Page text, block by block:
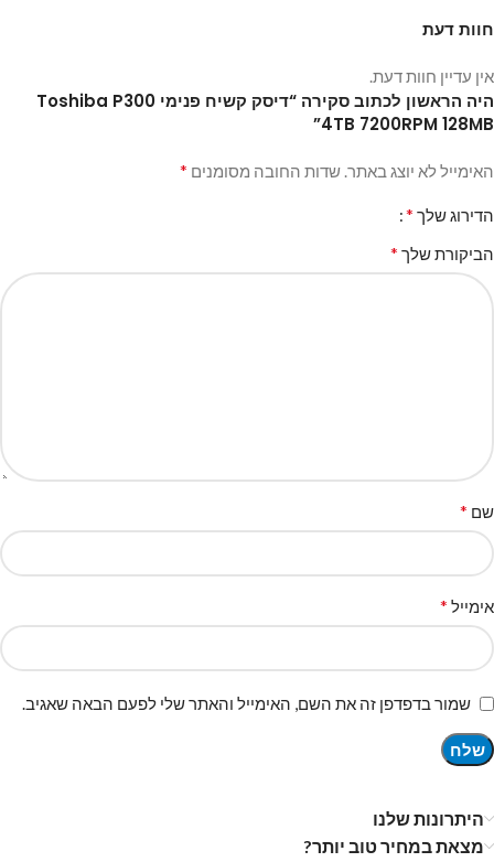
חוות דעת
אין עדיין חוות דעת.
היה הראשון לכתוב סקירה “דיסק קשיח פנימי Toshiba P300
4TB 7200RPM 128MB”
האימייל לא יוצג באתר. שדות החובה מסומנים *
הדירוג שלך *
הביקורת שלך *
שם *
אימייל *
שמור בדפדפן זה את השם, האימייל והאתר שלי לפעם הבאה שאגיב.
היתרונות שלנו
מצאת במחיר טוב יותר?